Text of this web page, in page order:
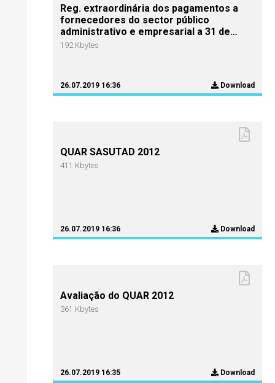
Reg. extraordinária dos pagamentos a
fornecedores do sector público
administrativo e empresarial a 31 de
Março de 2012
192 Kbytes
26.07.2019 16:36 Download
QUAR SASUTAD 2012
411 Kbytes
26.07.2019 16:36 Download
Avaliação do QUAR 2012
361 Kbytes
26.07.2019 16:35 Download